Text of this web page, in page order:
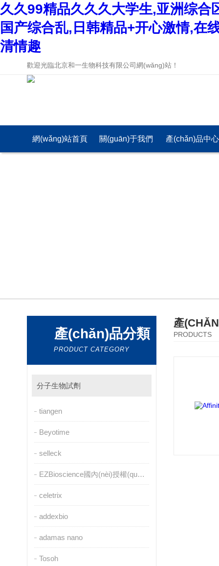
久久99精品久久久大学生,亚洲综
国产综合乱,日韩精品+开心激情,在
清情趣
歡迎光臨北京和一生物科技有限公司網(wǎng)站！
網(wǎng)站首頁 關(guān)于我們 產(chǎn)品中心
產(chǎn)品分類
PRODUCT CATEGORY
分子生物試劑
tiangen
Beyotime
selleck
EZBioscience國內(nèi)授權(quán)代理
celetrix
addexbio
adamas nano
Tosoh
產
PRODUCTS